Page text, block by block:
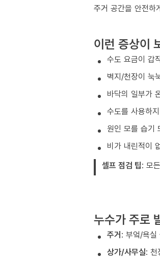
주거 공간을 안전하
이런 증상이
수도 요금이 갑
벽지/천장이 눅
바닥의 일부가
수도를 사용하
원인 모를 습기
비가 내린적이
셀프 점검 팁: 모
누수가 주로
주거: 부엌/욕실
상가/사무실: 천